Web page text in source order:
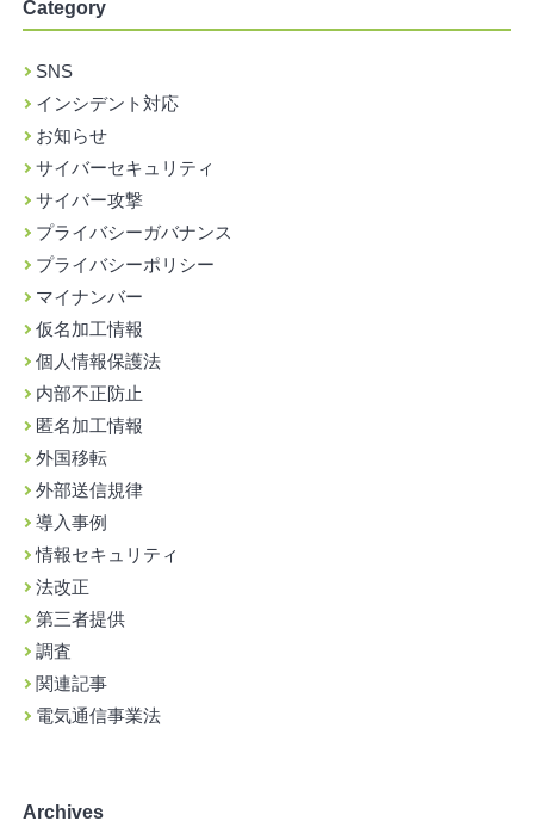
Category
SNS
インシデント対応
お知らせ
サイバーセキュリティ
サイバー攻撃
プライバシーガバナンス
プライバシーポリシー
マイナンバー
仮名加工情報
個人情報保護法
内部不正防止
匿名加工情報
外国移転
外部送信規律
導入事例
情報セキュリティ
法改正
第三者提供
調査
関連記事
電気通信事業法
Archives